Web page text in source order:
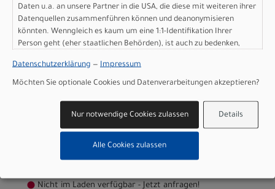
Grösse: S - 27.5
pro Stück (inkl. MwSt. zzgl.Versandkosten für
Grossartikel)
749,00 EUR
Specialized Rockhopper
Sport GLOSS BURNT GOLD
METALLIC / STALLION
METALLIC M - 27.5
Nicht im Laden verfügbar - Jetzt anfragen!
Daten u.a. an unsere Partner in die USA, die diese mit weiteren ihrer
Datenquellen zusammenführen können und deanonymisieren
könnten. Wenngleich es kaum um eine 1:1-Identifikation Ihrer
Person geht (eher staatlichen Behörden), ist auch zu bedenken,
sind wie bei uns in der Europäischen Union.
Datenschutzerklärung — Impressum
Möchten Sie optionale Cookies und Datenverarbeitungen akzeptieren?
Details
Nur notwendige Cookies zulassen
Alle Cookies zulassen